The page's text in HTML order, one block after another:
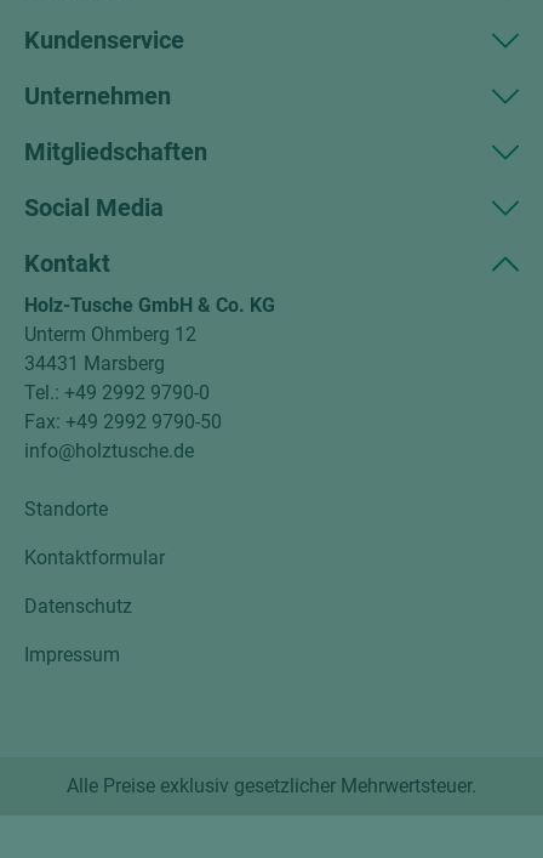
Kundenservice
Unternehmen
Mitgliedschaften
Social Media
Kontakt
Holz-Tusche GmbH & Co. KG
Unterm Ohmberg 12
34431 Marsberg
Tel.: +49 2992 9790-0
Fax: +49 2992 9790-50
info@holztusche.de
Standorte
Kontaktformular
Datenschutz
Impressum
Alle Preise exklusiv gesetzlicher Mehrwertsteuer.